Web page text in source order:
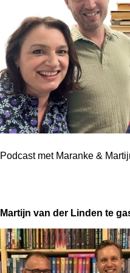
Podcast met Maranke &
Martijn van der Linden te